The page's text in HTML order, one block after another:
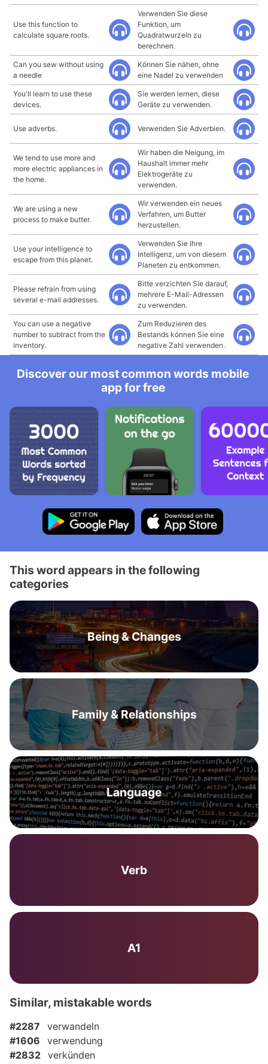
Use this function to
calculate square roots.
Verwenden Sie diese
Funktion, um
Quadratwurzeln zu
berechnen.
Can you sew without using
a needle
Können Sie nähen, ohne
eine Nadel zu verwenden
You'll learn to use these
devices.
Sie werden lernen, diese
Geräte zu verwenden.
Use adverbs. Verwenden Sie Adverbien.
We tend to use more and
more electric appliances in
the home.
Wir haben die Neigung, im
Haushalt immer mehr
Elektrogeräte zu
verwenden.
We are using a new
process to make butter.
Wir verwenden ein neues
Verfahren, um Butter
herzustellen.
Use your intelligence to
escape from this planet.
Verwenden Sie Ihre
Intelligenz, um von diesem
Planeten zu entkommen.
Please refrain from using
several e-mail addresses.
Bitte verzichten Sie darauf,
mehrere E-Mail-Adressen
zu verwenden.
You can use a negative
number to subtract from the
inventory.
Zum Reduzieren des
Bestands können Sie eine
negative Zahl verwenden.
Discover our most common words mobile
app for free
This word appears in the following
categories
Being & Changes
Family & Relationships
Language
Verb
A1
Similar, mistakable words
#2287
verwandeln
#1606
verwendung
#2832 verkünden